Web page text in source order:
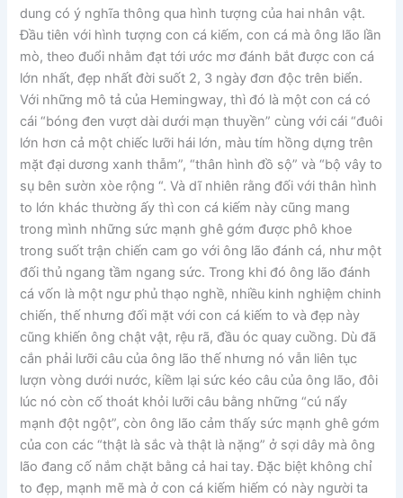
dung có ý nghĩa thông qua hình tượng của hai nhân vật.
Đầu tiên với hình tượng con cá kiếm, con cá mà ông lão lần
mò, theo đuổi nhằm đạt tới ước mơ đánh bắt được con cá
lớn nhất, đẹp nhất đời suốt 2, 3 ngày đơn độc trên biển.
Với những mô tả của Hemingway, thì đó là một con cá có
cái “bóng đen vượt dài dưới mạn thuyền” cùng với cái “đuôi
lớn hơn cả một chiếc lưỡi hái lớn, màu tím hồng dựng trên
mặt đại dương xanh thẫm”, “thân hình đồ sộ” và “bộ vây to
sụ bên sườn xòe rộng “. Và dĩ nhiên rằng đối với thân hình
to lớn khác thường ấy thì con cá kiếm này cũng mang
trong mình những sức mạnh ghê gớm được phô khoe
trong suốt trận chiến cam go với ông lão đánh cá, như một
đối thủ ngang tầm ngang sức. Trong khi đó ông lão đánh
cá vốn là một ngư phủ thạo nghề, nhiều kinh nghiệm chinh
chiến, thế nhưng đối mặt với con cá kiếm to và đẹp này
cũng khiến ông chật vật, rệu rã, đầu óc quay cuồng. Dù đã
cắn phải lưỡi câu của ông lão thế nhưng nó vẫn liên tục
lượn vòng dưới nước, kiềm lại sức kéo câu của ông lão, đôi
lúc nó còn cố thoát khỏi lưỡi câu bằng những “cú nẩy
mạnh đột ngột”, còn ông lão cảm thấy sức mạnh ghê gớm
của con các “thật là sắc và thật là nặng” ở sợi dây mà ông
lão đang cố nắm chặt bằng cả hai tay. Đặc biệt không chỉ
to đẹp, mạnh mẽ mà ở con cá kiếm hiếm có này người ta